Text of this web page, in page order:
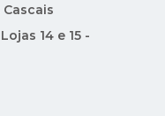
14 e 15 -